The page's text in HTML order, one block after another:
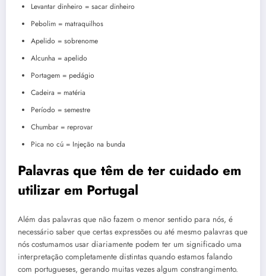
Levantar dinheiro = sacar dinheiro
Pebolim = matraquilhos
Apelido = sobrenome
Alcunha = apelido
Portagem = pedágio
Cadeira = matéria
Período = semestre
Chumbar = reprovar
Pica no cú = Injeção na bunda
Palavras que têm de ter cuidado em
utilizar em Portugal
Além das palavras que não fazem o menor sentido para nós, é
necessário saber que certas expressões ou até mesmo palavras que
nós costumamos usar diariamente podem ter um significado uma
interpretação completamente distintas quando estamos falando
com portugueses, gerando muitas vezes algum constrangimento.